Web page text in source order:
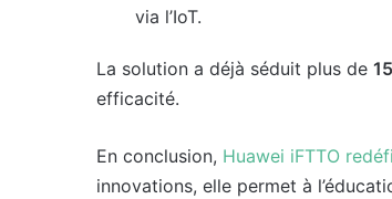
via l’IoT.
La solution a déjà séduit plus de
efficacité.
En conclusion, Huawei iFTTO
innovations, elle permet à